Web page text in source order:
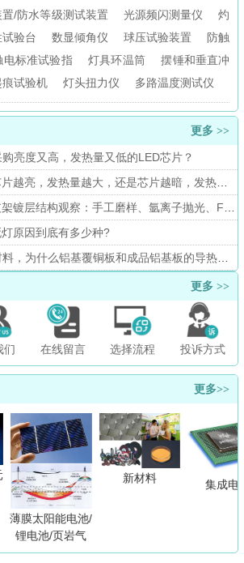
置/防水等级测试装置 光源频闪测量仪
灼
验台 数显倾角仪 球压试验装置
防触
电标准试验指 灯具环温筒
摆锤和垂直冲
试验机 灯头扭力仪 多路温度测试仪
更多 >>
购亮度又高，发热量又低的LED芯片？
【金鉴出品】LED芯片越亮，发热量越大，还是芯片越暗，发热量越大？
灯原因到底有多少种?
【金鉴出品】同样材料，为什么铝基覆铜板和成品铝基板的导热系数测试结果不一样？
更多 >>
们 在线留言 选择流程 投诉方式
更多>>
薄膜太阳能电池/
锂电池/页岩气
新材料
集成电